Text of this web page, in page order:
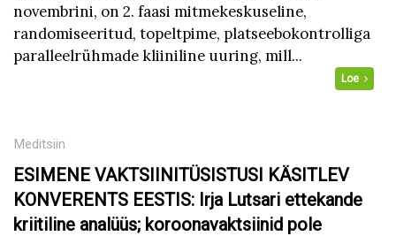
novembrini, on 2. faasi mitmekeskuseline,
randomiseeritud, topeltpime, platseebokontrolliga
paralleelrühmade kliiniline uuring, mill...
Loe
Meditsiin
ESIMENE VAKTSIINITÜSISTUSI KÄSITLEV
KONVERENTS EESTIS: Irja Lutsari ettekande
kriitiline analüüs; koroonavaktsiinid pole